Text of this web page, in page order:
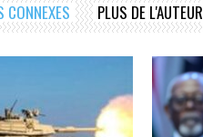
CONNEXES PLUS DE L'AUTEUR